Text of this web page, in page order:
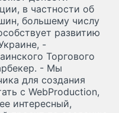
в частности об
большему числу
развитию
-
Торгового
- Мы
для создания
с WebProduction,
интересный,